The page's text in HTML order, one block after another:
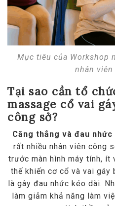
Mục tiêu của Workshop
nhân
Tại sao cần tổ
massage cổ vai
công sở?
Căng thẳng và đau
rất nhiều nhân viên công
trước màn hình máy tính,
thế khiến cơ cổ và vai gáy
là gây đau nhức kéo dài.
làm giảm khả năng làm